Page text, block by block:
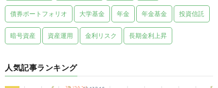
債券ポートフォリオ 大学基金 年金 年金基金 投資信託
暗号資産 資産運用 金利リスク 長期金利上昇
人気記事ランキング